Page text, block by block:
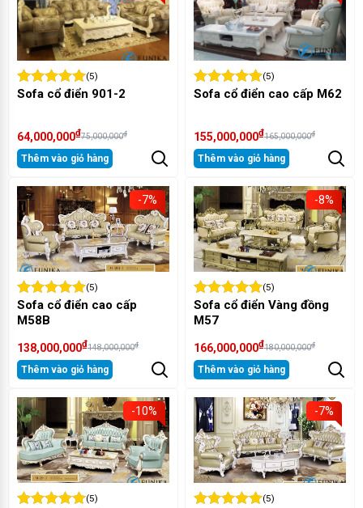
(5)
Sofa cổ điển 901-2
64,000,000₫75,000,000₫
Thêm vào giỏ hàng
(5)
Sofa cổ điển cao cấp M62
155,000,000₫165,000,000₫
Thêm vào giỏ hàng
-7%
(5)
Sofa cổ điển cao cấp
M58B
138,000,000₫148,000,000₫
Thêm vào giỏ hàng
-8%
(5)
Sofa cổ điển Vàng đồng
M57
166,000,000₫180,000,000₫
Thêm vào giỏ hàng
-10%
(5)
-7%
(5)